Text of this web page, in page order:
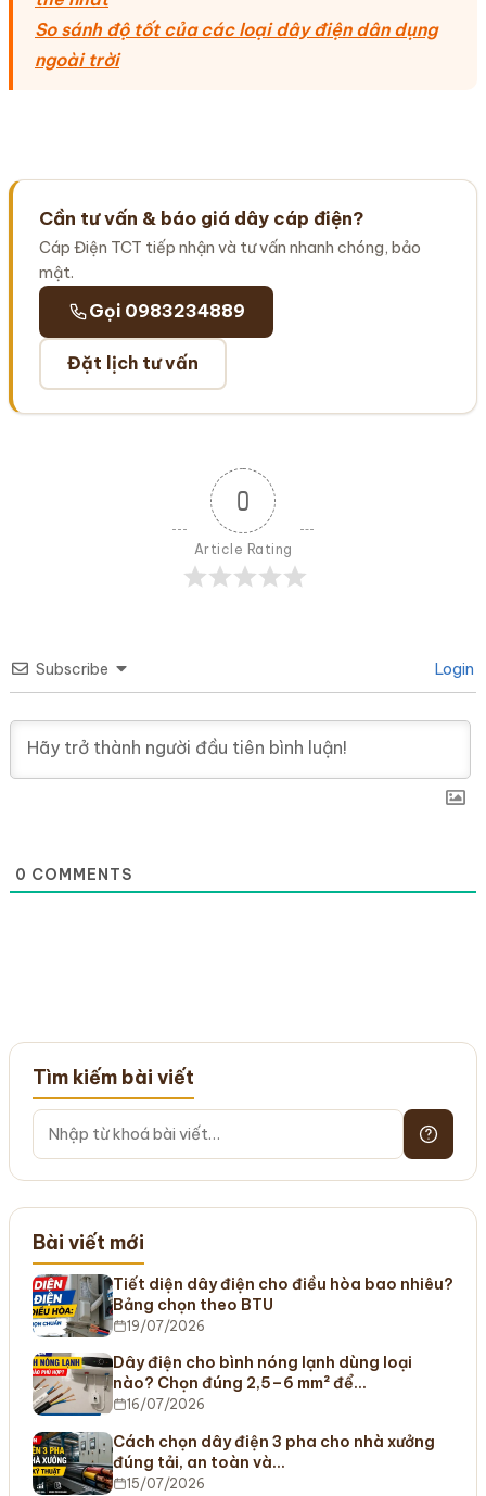
So sánh độ tốt của các loại dây điện dân dụng
ngoài trời
Cần tư vấn & báo giá dây cáp điện?
Cáp Điện TCT tiếp nhận và tư vấn nhanh chóng, bảo
mật.
Gọi 0983234889
Đặt lịch tư vấn
0
Article Rating
Subscribe Login
0 COMMENTS
Tìm kiếm bài viết
Bài viết mới
Tiết diện dây điện cho điều hòa bao nhiêu?
Bảng chọn theo BTU
19/07/2026
Dây điện cho bình nóng lạnh dùng loại
nào? Chọn đúng 2,5–6 mm² để…
16/07/2026
Cách chọn dây điện 3 pha cho nhà xưởng
đúng tải, an toàn và…
15/07/2026